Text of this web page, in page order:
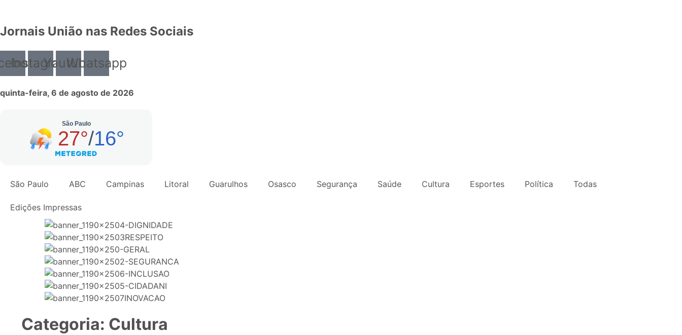
Jornais União nas Redes Sociais
Instagram
Youtube
Whatsapp
quinta-feira, 6 de agosto de 2026
São Paulo ABC Campinas Litoral Guarulhos Osasco Segurança Saúde Cultura Esportes Política Todas
Edições Impressas
Categoria: Cultura